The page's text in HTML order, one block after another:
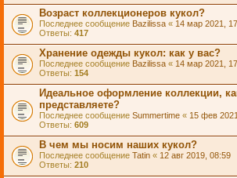
Возраст коллекционеров кукол?
Последнее сообщение Bazilissa « 14 мар 2021,
Ответы: 417
Хранение одежды кукол: как у вас?
Последнее сообщение Bazilissa « 14 мар 2021,
Ответы: 154
Идеальное оформление коллекции,
представляете?
Последнее сообщение Summertime « 15 фев
Ответы: 609
В чем мы носим наших кукол?
Последнее сообщение Tatin « 12 авг 2019, 08:59
Ответы: 210